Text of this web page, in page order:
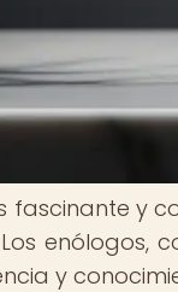
fascinante y
enólogos,
y